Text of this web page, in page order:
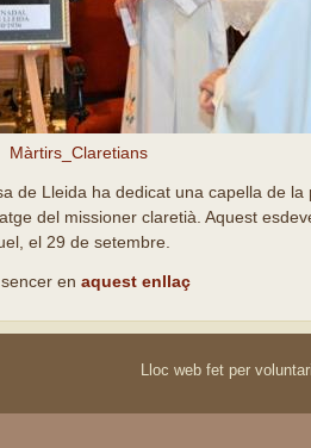
Màrtirs_Claretians
de Lleida ha dedicat una capella de
del missioner claretià. Aquest
el 29 de setembre.
en aquest enllaç
Lloc web fet per